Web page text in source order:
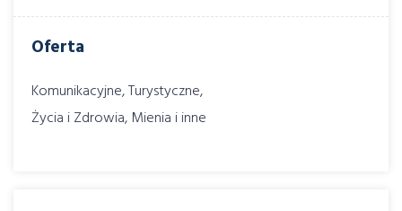
Oferta
Komunikacyjne, Turystyczne,
Życia i Zdrowia, Mienia i inne